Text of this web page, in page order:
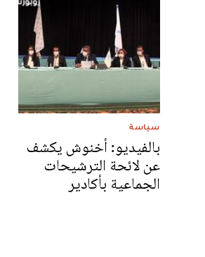
سياسة
بالفيديو: أخنوش يكشف
عن لائحة الترشيحات
الجماعية بأكادير